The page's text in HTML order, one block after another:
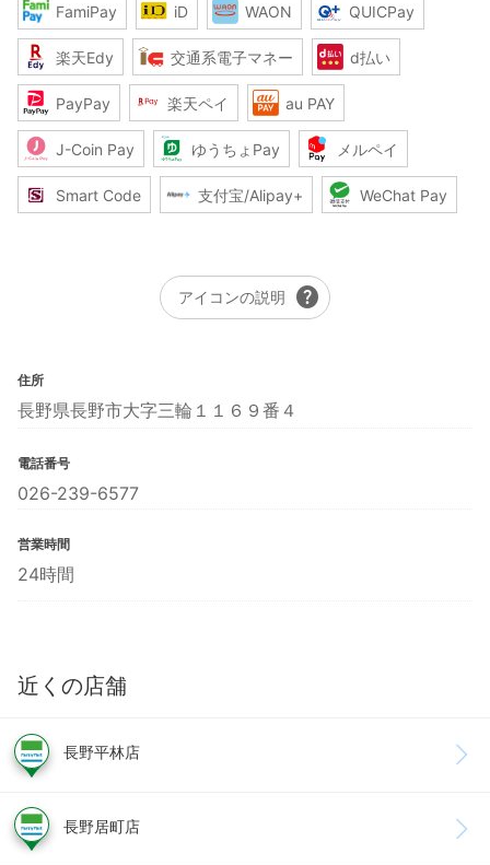
FamiPay iD WAON QUICPay
楽天Edy 交通系電子マネー d払い
PayPay 楽天ペイ au PAY
J-Coin Pay ゆうちょPay メルペイ
Smart Code 支付宝/Alipay+ WeChat Pay
アイコンの説明 help
住所
長野県長野市大字三輪１１６９番４
電話番号
026-239-6577
営業時間
24時間
近くの店舗
長野平林店
長野居町店